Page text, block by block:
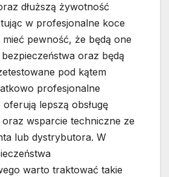
dłuższą żywotność
w profesjonalne koce
pewność, że będą one
bezpieczeństwa oraz będą
pod kątem
profesjonalne
lepszą obsługę
wsparcie techniczne ze
lub dystrybutora. W
warto traktować takie